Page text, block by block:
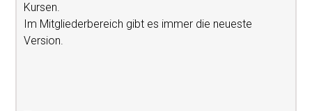
Kursen.
Im Mitgliederbereich gibt es immer die neueste
Version.